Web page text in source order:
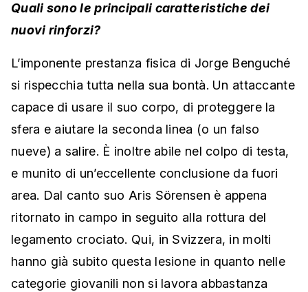
Quali sono le principali caratteristiche dei
nuovi rinforzi?
L’imponente prestanza fisica di Jorge Benguché
si rispecchia tutta nella sua bontà. Un attaccante
capace di usare il suo corpo, di proteggere la
sfera e aiutare la seconda linea (o un falso
nueve) a salire. È inoltre abile nel colpo di testa,
e munito di un’eccellente conclusione da fuori
area. Dal canto suo Aris Sörensen è appena
ritornato in campo in seguito alla rottura del
legamento crociato. Qui, in Svizzera, in molti
hanno già subito questa lesione in quanto nelle
categorie giovanili non si lavora abbastanza